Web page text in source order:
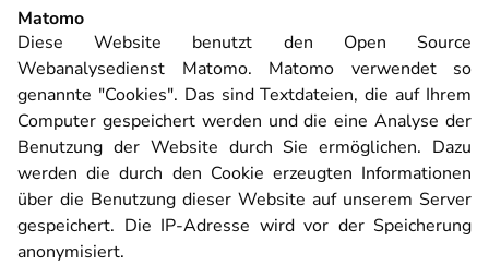
Matomo
Diese Website benutzt den Open Source
Webanalysedienst Matomo. Matomo verwendet so
genannte "Cookies". Das sind Textdateien, die auf Ihrem
Computer gespeichert werden und die eine Analyse der
Benutzung der Website durch Sie ermöglichen. Dazu
werden die durch den Cookie erzeugten Informationen
über die Benutzung dieser Website auf unserem Server
gespeichert. Die IP-Adresse wird vor der Speicherung
anonymisiert.